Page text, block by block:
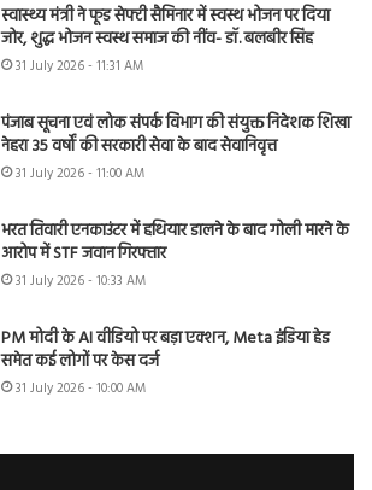
स्वास्थ्य मंत्री ने फूड सेफ्टी सैमिनार में स्वस्थ भोजन पर दिया
जोर, शुद्ध भोजन स्वस्थ समाज की नींव- डॉ. बलबीर सिंह
31 July 2026 - 11:31 AM
पंजाब सूचना एवं लोक संपर्क विभाग की संयुक्त निदेशक शिखा
नेहरा 35 वर्षों की सरकारी सेवा के बाद सेवानिवृत्त
31 July 2026 - 11:00 AM
भरत तिवारी एनकाउंटर में हथियार डालने के बाद गोली मारने के
आरोप में STF जवान गिरफ्तार
31 July 2026 - 10:33 AM
PM मोदी के AI वीडियो पर बड़ा एक्शन, Meta इंडिया हेड
समेत कई लोगों पर केस दर्ज
31 July 2026 - 10:00 AM